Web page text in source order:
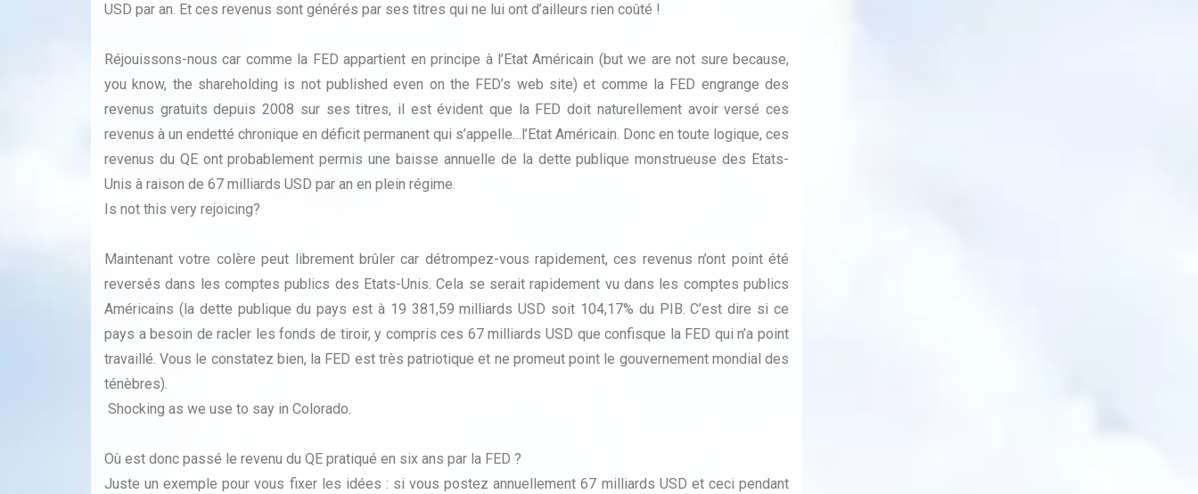
USD par an. Et ces revenus sont générés par ses titres qui ne lui ont d’ailleurs rien coûté !
Réjouissons-nous car comme la FED appartient en principe à l’Etat Américain (but we are not sure because,
you know, the shareholding is not published even on the FED’s web site) et comme la FED engrange des
revenus gratuits depuis 2008 sur ses titres, il est évident que la FED doit naturellement avoir versé ces
revenus à un endetté chronique en déficit permanent qui s’appelle…l’Etat Américain. Donc en toute logique, ces
revenus du QE ont probablement permis une baisse annuelle de la dette publique monstrueuse des Etats-
Unis à raison de 67 milliards USD par an en plein régime.
Is not this very rejoicing?
Maintenant votre colère peut librement brûler car détrompez-vous rapidement, ces revenus n’ont point été
reversés dans les comptes publics des Etats-Unis. Cela se serait rapidement vu dans les comptes publics
Américains (la dette publique du pays est à 19 381,59 milliards USD soit 104,17% du PIB. C’est dire si ce
pays a besoin de racler les fonds de tiroir, y compris ces 67 milliards USD que confisque la FED qui n’a point
travaillé. Vous le constatez bien, la FED est très patriotique et ne promeut point le gouvernement mondial des
ténèbres).
Shocking as we use to say in Colorado.
Où est donc passé le revenu du QE pratiqué en six ans par la FED ?
Juste un exemple pour vous fixer les idées : si vous postez annuellement 67 milliards USD et ceci pendant